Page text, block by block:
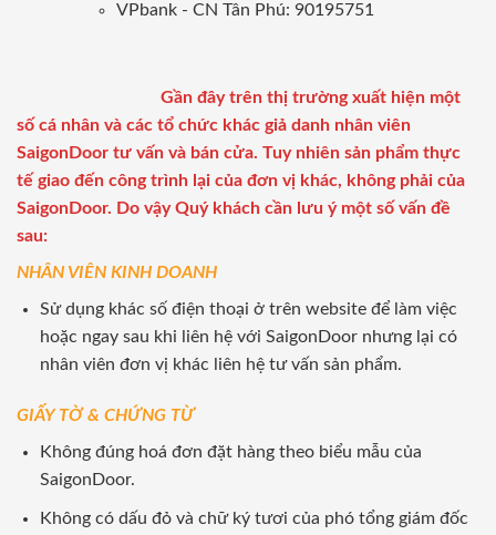
VPbank - CN Tân Phú: 90195751
Gần đây trên thị trường xuất hiện một
số cá nhân và các tổ chức khác giả danh nhân viên
SaigonDoor tư vấn và bán cửa. Tuy nhiên sản phẩm thực
tế giao đến công trình lại của đơn vị khác, không phải của
SaigonDoor. Do vậy Quý khách cần lưu ý một số vấn đề
sau:
NHÂN VIÊN KINH DOANH
Sử dụng khác số điện thoại ở trên website để làm việc
hoặc ngay sau khi liên hệ với SaigonDoor nhưng lại có
nhân viên đơn vị khác liên hệ tư vấn sản phẩm.
GIẤY TỜ & CHỨNG TỪ
Không đúng hoá đơn đặt hàng theo biểu mẫu của
SaigonDoor.
Không có dấu đỏ và chữ ký tươi của phó tổng giám đốc